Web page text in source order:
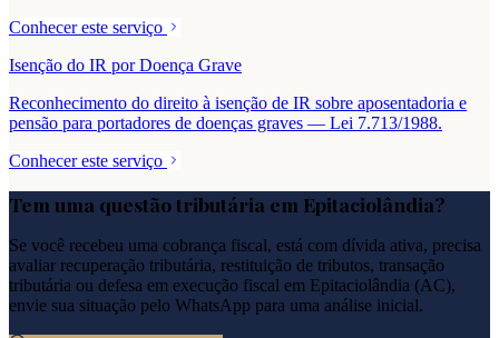
Conhecer este serviço
Isenção do IR por Doença Grave
Reconhecimento do direito à isenção de IR sobre aposentadoria e
pensão para portadores de doenças graves — Lei 7.713/1988.
Conhecer este serviço
Tem uma questão tributária em Epitaciolândia?
Se você recebeu uma cobrança fiscal, está com dívida ativa, precisa
avaliar recuperação tributária, restituição de tributos, transação
tributária ou defesa em execução fiscal em Epitaciolândia (AC),
envie sua situação pelo WhatsApp para uma análise inicial.